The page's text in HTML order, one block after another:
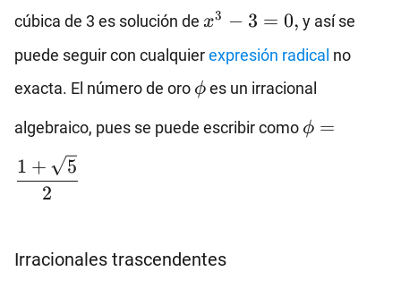
{13},
etc.
cúbica de 3 es solución de x^3-
x3 − 3 = 0, y así se
puede seguir con cualquierexpresión radical no
exacta. El número de oro \phi
ϕes un irracional
algebraico, pues se puede escribir como
{2}
ϕ =
2
1 + 5
Irracionales trascendentes